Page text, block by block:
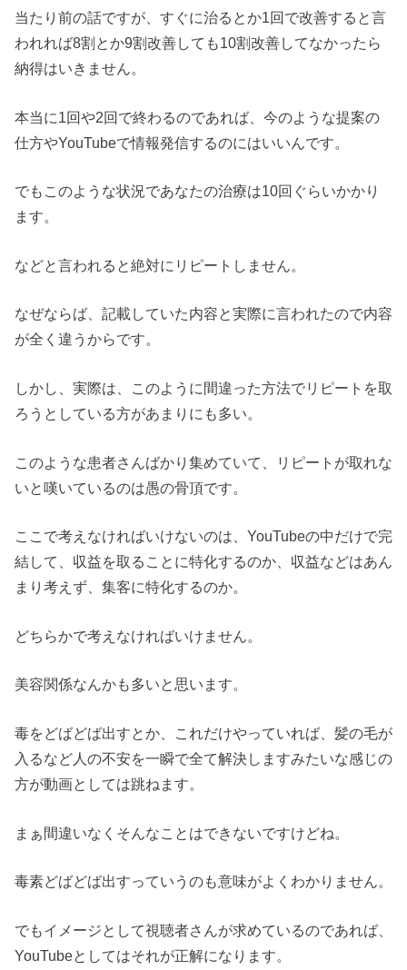
当たり前の話ですが、すぐに治るとか1回で改善すると言
われれば8割とか9割改善しても10割改善してなかったら
納得はいきません。
本当に1回や2回で終わるのであれば、今のような提案の
仕方やYouTubeで情報発信するのにはいいんです。
でもこのような状況であなたの治療は10回ぐらいかかり
ます。
などと言われると絶対にリピートしません。
なぜならば、記載していた内容と実際に言われたので内容
が全く違うからです。
しかし、実際は、このように間違った方法でリピートを取
ろうとしている方があまりにも多い。
このような患者さんばかり集めていて、リピートが取れな
いと嘆いているのは愚の骨頂です。
ここで考えなければいけないのは、YouTubeの中だけで完
結して、収益を取ることに特化するのか、収益などはあん
まり考えず、集客に特化するのか。
どちらかで考えなければいけません。
美容関係なんかも多いと思います。
毒をどばどば出すとか、これだけやっていれば、髪の毛が
入るなど人の不安を一瞬で全て解決しますみたいな感じの
方が動画としては跳ねます。
まぁ間違いなくそんなことはできないですけどね。
毒素どばどば出すっていうのも意味がよくわかりません。
でもイメージとして視聴者さんが求めているのであれば、
YouTubeとしてはそれが正解になります。